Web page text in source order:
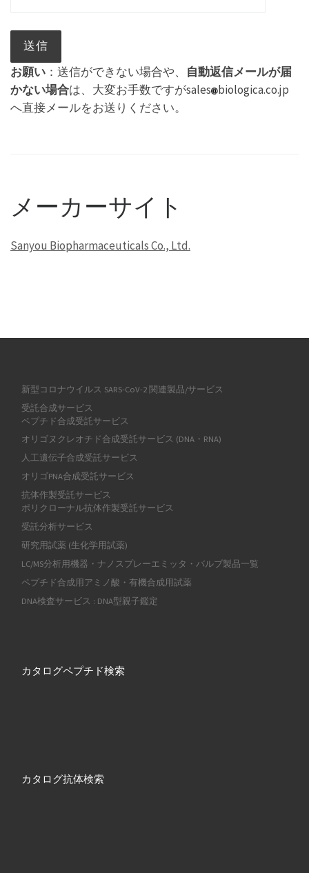
お願い ：送信ができない場合や、 自動返信メールが届
かない場合は、大変お手数ですがsales biologica.co.jp
へ直接メールをお送りください。
メーカーサイト
Sanyou Biopharmaceuticals Co., Ltd.
新型コロナウイルス SARS-CoV-2 関連製品/サービス
受託合成サービス
ペプチド合成受託サービス
オリゴヌクレオチド合成受託サービス (DNA・RNA)
人工遺伝子合成受託サービス
オリゴPNA合成受託サービス
抗体作製受託サービス
ポリクローナル抗体作製受託サービス
受託分析サービス
研究用試薬 (生化学用試薬)
LC/MS分析用機器・ナノスプレーエミッタ・バルブ製品一覧
ペプチド合成用アミノ酸・有機合成用試薬
DNA検査サービス : DNA型親子鑑定
カタログペプチド検索
カタログ抗体検索